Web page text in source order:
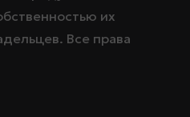
их
Все права